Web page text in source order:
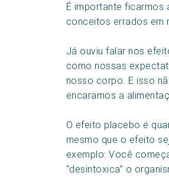
É importante ficarmos
conceitos errados em
Já ouviu falar nos
como nossas
nosso corpo. E isso
encaramos a
O efeito placebo é
mesmo que o efeito
exemplo: Você
“desintoxica” o